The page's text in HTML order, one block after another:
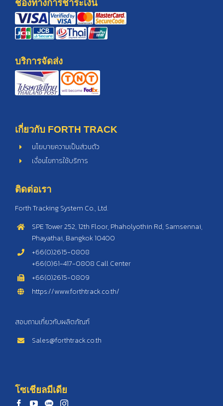
บริการจัดส่ง
เงื่อนไขการใช้บริการ
ติดต่อเรา
Phayathai, Bangkok 10400
+66(0)2615-0808
+66(0)61-417-0808 Call Center
+66(0)2615-0809
https://www.forthtrack.co.th/
สอบถามเกี่ยวกับผลิตภัณฑ์